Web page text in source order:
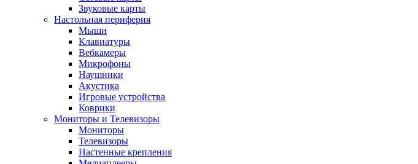
Звуковые карты
Настольная периферия
Мыши
Клавиатуры
Вебкамеры
Микрофоны
Наушники
Акустика
Игровые устройства
Коврики
Мониторы и Телевизоры
Мониторы
Телевизоры
Настенные крепления